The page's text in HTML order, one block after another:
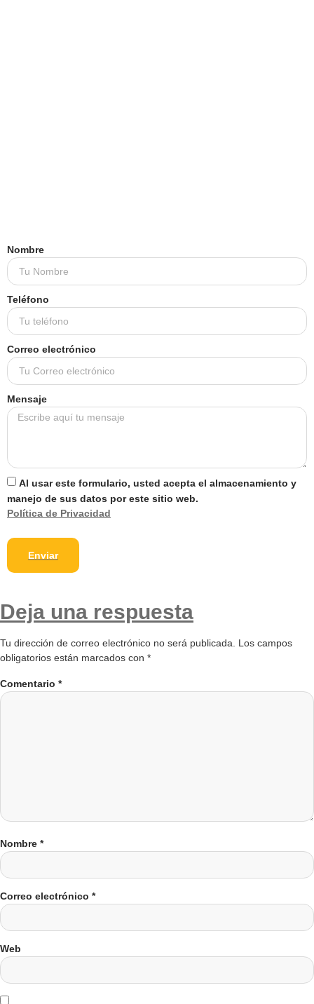
Nombre
Teléfono
Correo electrónico
Mensaje
Al usar este formulario, usted acepta el almacenamiento y
manejo de sus datos por este sitio web.
Política de Privacidad
Enviar
Deja una respuesta
Tu dirección de correo electrónico no será publicada. Los campos
obligatorios están marcados con *
Comentario *
Nombre *
Correo electrónico *
Web